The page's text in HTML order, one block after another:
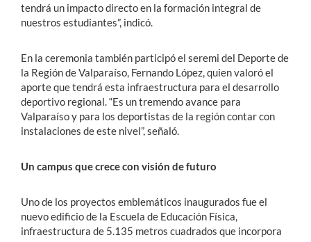
tendrá un impacto directo en la formación integral de
nuestros estudiantes”, indicó.
En la ceremonia también participó el seremi del Deporte de
la Región de Valparaíso, Fernando López, quien valoró el
aporte que tendrá esta infraestructura para el desarrollo
deportivo regional. “Es un tremendo avance para
Valparaíso y para los deportistas de la región contar con
instalaciones de este nivel”, señaló.
Un campus que crece con visión de futuro
Uno de los proyectos emblemáticos inaugurados fue el
nuevo edificio de la Escuela de Educación Física,
infraestructura de 5.135 metros cuadrados que incorpora